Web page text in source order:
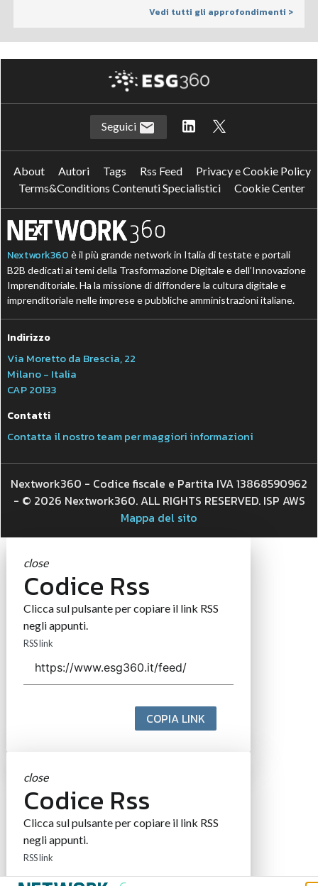
Vedi tutti gli approfondimenti >
Seguici
About Autori Tags Rss Feed
Privacy e Cookie Policy
Terms&Conditions Contenuti Specialistici
Cookie Center
Nextwork360 è il più grande network in Italia di testate e portali
B2B dedicati ai temi della Trasformazione Digitale e dell’Innovazione
Imprenditoriale. Ha la missione di diffondere la cultura digitale e
imprenditoriale nelle imprese e pubbliche amministrazioni italiane.
Indirizzo
Via Moretto da Brescia, 22
Milano - Italia
CAP 20133
Contatti
Contatta il nostro team per maggiori informazioni
Nextwork360 - Codice fiscale e Partita IVA 13868590962
- © 2026 Nextwork360. ALL RIGHTS RESERVED. ISP AWS
Mappa del sito
close
Codice Rss
Clicca sul pulsante per copiare il link RSS
negli appunti.
RSS link
COPIA LINK
close
Codice Rss
Clicca sul pulsante per copiare il link RSS
negli appunti.
RSS link